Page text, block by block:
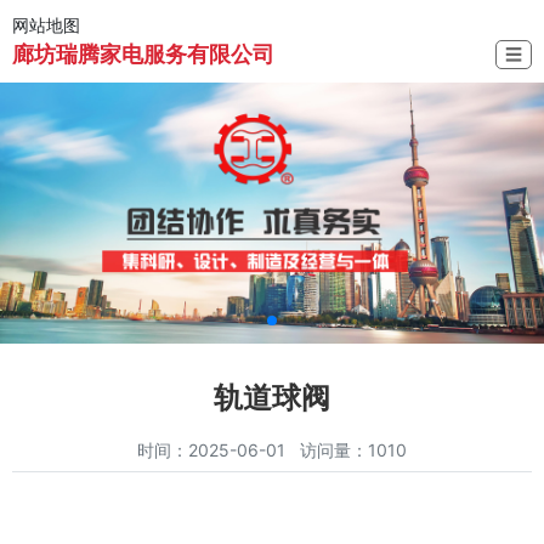
网站地图
廊坊瑞腾家电服务有限公司 ☰
轨道球阀
时间：2025-06-01 访问量：1010